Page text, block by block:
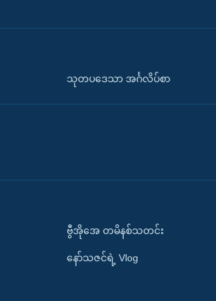
သုတပဒေသာ အင်္ဂလိပ်စာ
ဗွီအိုအေ တမိနစ်သတင်း
နော်သဇင်ရဲ့ Vlog